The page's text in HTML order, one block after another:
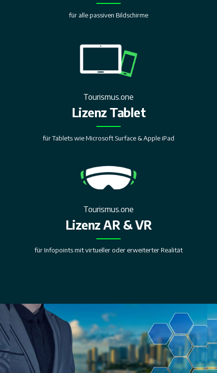
für alle passiven Bildschirme
Tourismus.one
Lizenz Tablet
für Tablets wie Microsoft Surface & Apple iPad
Tourismus.one
Lizenz AR & VR
für Infopoints mit virtueller oder erweiterter Realität